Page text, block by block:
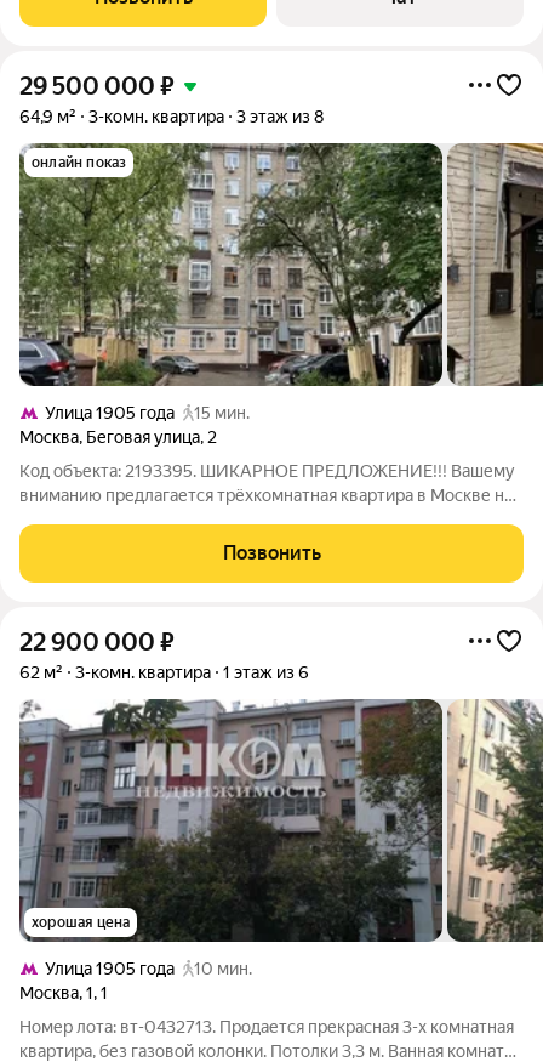
1905 года» около 1011 минут пешком.
29 500 000 ₽
64,9 м² 3-комн. квартира 3 этаж из 8
онлайн показ
Улица 1905 года
15 мин.
Москва, Беговая улица, 2
Код объекта: 2193395. ШИКАРНОЕ ПРЕДЛОЖЕНИЕ!!! Вашему
вниманию предлагается трёхкомнатная квартира в Москве на
доступности и комфорта, которое понравится тем, кто ценит
удобное расположение и
Позвонить
22 900 000 ₽
62 м² 3-комн. квартира 1 этаж из 6
хорошая цена
Улица 1905 года
10 мин.
Москва,1,1
Номер лота: вт-0432713. Продается прекрасная 3-х комнатная
квартира, без газовой колонки. Потолки 3,3 м. Ванная комната